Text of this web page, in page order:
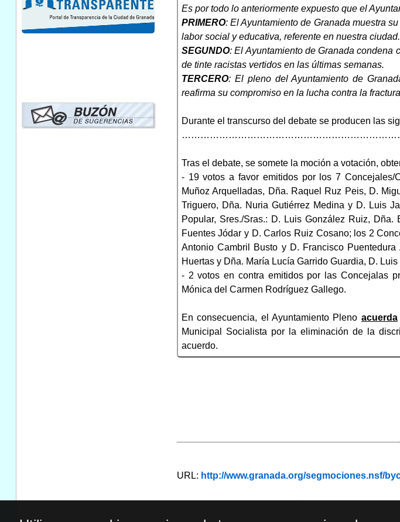
Es por todo lo anteriormente expuesto que el
PRIMERO: El Ayuntamiento de Granada muestra
labor social y educativa, referente en nuestra ciudad.
SEGUNDO: El Ayuntamiento de Granada condena
de tinte racistas vertidos en las últimas semanas.
TERCERO: El pleno del Ayuntamiento de
reafirma su compromiso en la lucha contra la
Durante el transcurso del debate se producen las
Tras el debate, se somete la moción a votación,
- 19 votos a favor emitidos por los 7 Concejales/
Muñoz Arquelladas, Dña. Raquel Ruz Peis, D.
Triguero, Dña. Nuria Gutiérrez Medina y D. Luis
Popular, Sres./Sras.: D. Luis González Ruiz,
Fuentes Jódar y D. Carlos Ruiz Cosano; los 2
Antonio Cambril Busto y D. Francisco
Huertas y Dña. María Lucía Garrido Guardia, D.
- 2 votos en contra emitidos por las Concejalas
Mónica del Carmen Rodríguez Gallego.
En consecuencia, el Ayuntamiento Pleno acuerda
Municipal Socialista por la eliminación de la
acuerdo.
URL: http://www.granada.org/segmociones.nsf/